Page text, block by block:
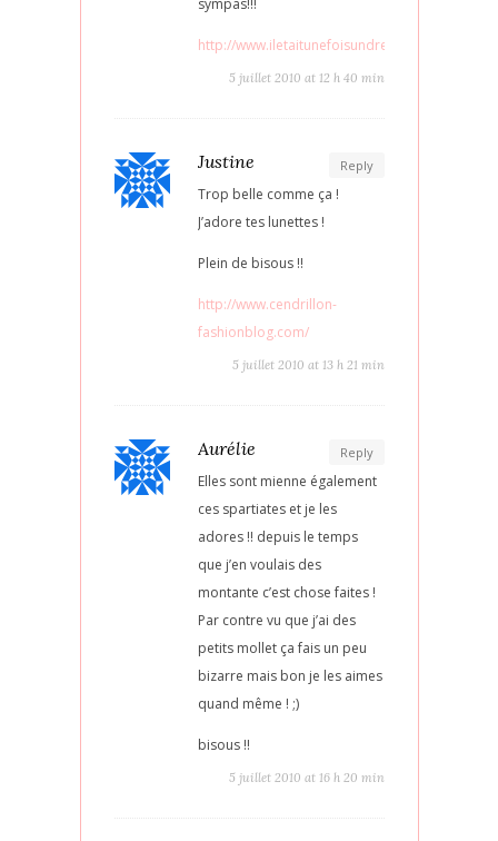
sympas!!!
http://www.iletaitunefoisundressing.com/
5 juillet 2010 at 12 h 40 min
Reply
Justine
Trop belle comme ça !
J’adore tes lunettes !
Plein de bisous !!
http://www.cendrillon-
fashionblog.com/
5 juillet 2010 at 13 h 21 min
Reply
Aurélie
Elles sont mienne également
ces spartiates et je les
adores !! depuis le temps
que j’en voulais des
montante c’est chose faites !
Par contre vu que j’ai des
petits mollet ça fais un peu
bizarre mais bon je les aimes
quand même ! ;)
bisous !!
5 juillet 2010 at 16 h 20 min